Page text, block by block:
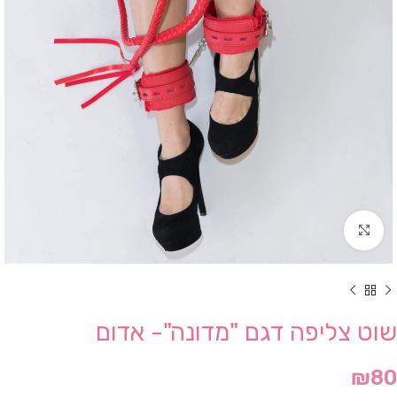
Click to enlarge
שוט צליפה דגם "מדונה"- אדום
₪80